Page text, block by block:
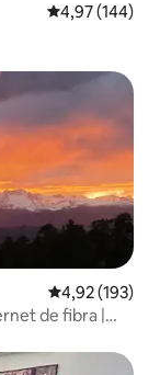
4,97 de uma
4,97 (144)
4,92 de uma
4,92 (193)
de fibra |